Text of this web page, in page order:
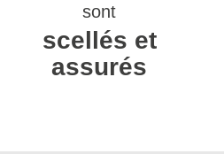
sont
scellés et
assurés